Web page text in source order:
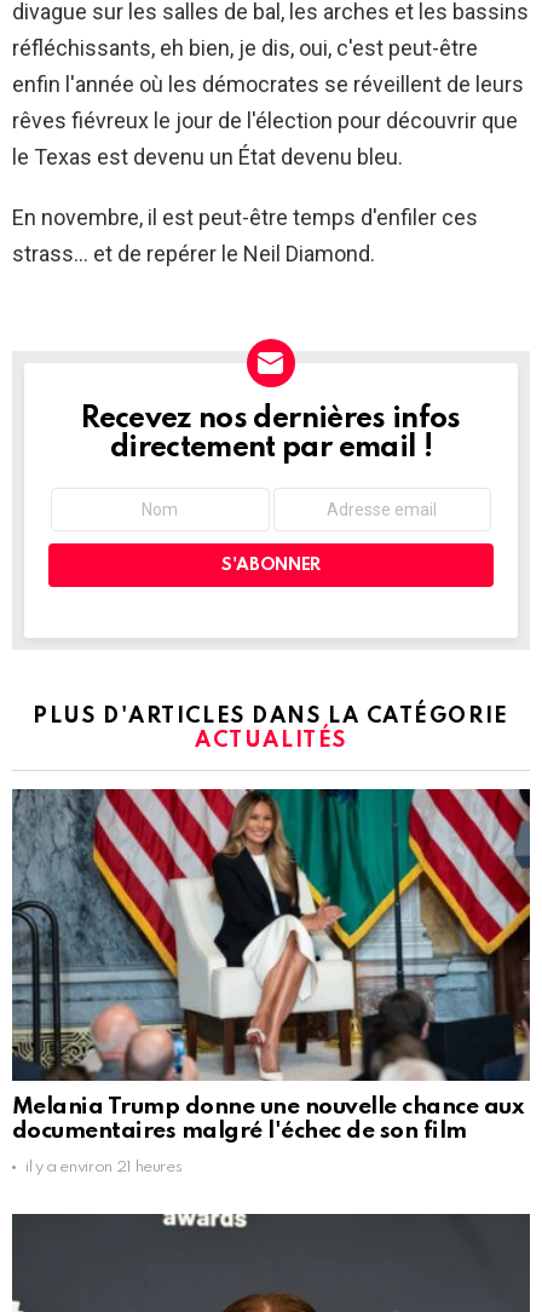
divague sur les salles de bal, les arches et les bassins
réfléchissants, eh bien, je dis, oui, c'est peut-être
enfin l'année où les démocrates se réveillent de leurs
rêves fiévreux le jour de l'élection pour découvrir que
le Texas est devenu un État devenu bleu.
En novembre, il est peut-être temps d'enfiler ces
strass… et de repérer le Neil Diamond.
NEWSLETTER
Recevez nos dernières infos
directement par email !
PLUS D'ARTICLES DANS LA CATÉGORIE
ACTUALITÉS
Melania Trump donne une nouvelle chance aux
documentaires malgré l'échec de son film
il y a environ 21 heures